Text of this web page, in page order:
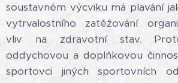
soustavném výcviku má plavání
vytrvalostního zatěžování
vliv na zdravotní stav.
oddychovou a doplňkovou
sportovci jiných sportovních